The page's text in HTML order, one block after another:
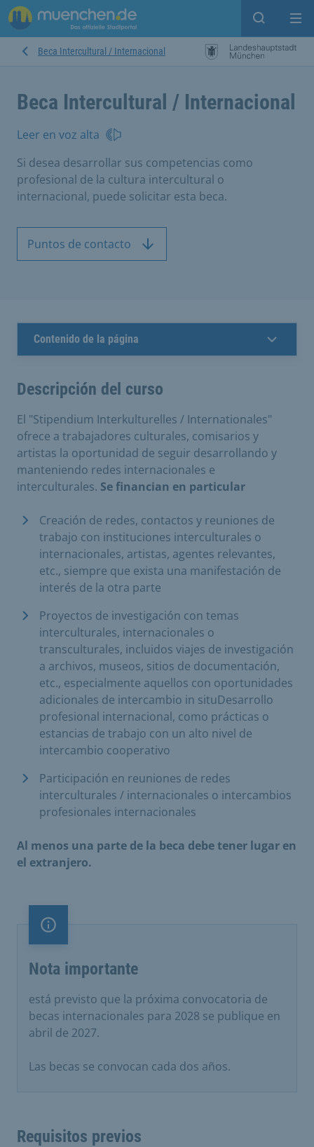
Open
Beca Intercultural / Internacional
Beca Intercultural / Internacional
Leer en voz alta
Si desea desarrollar sus competencias como
profesional de la cultura intercultural o
internacional, puede solicitar esta beca.
Puntos de contacto
Contenido de la página
Descripción del curso
El "Stipendium Interkulturelles / Internationales"
ofrece a trabajadores culturales, comisarios y
artistas la oportunidad de seguir desarrollando y
manteniendo redes internacionales e
interculturales. Se financian en particular
Creación de redes, contactos y reuniones de
trabajo con instituciones interculturales o
internacionales, artistas, agentes relevantes,
etc., siempre que exista una manifestación de
interés de la otra parte
Proyectos de investigación con temas
interculturales, internacionales o
transculturales, incluidos viajes de investigación
a archivos, museos, sitios de documentación,
etc., especialmente aquellos con oportunidades
adicionales de intercambio in situDesarrollo
profesional internacional, como prácticas o
estancias de trabajo con un alto nivel de
intercambio cooperativo
Participación en reuniones de redes
interculturales / internacionales o intercambios
profesionales internacionales
Al menos una parte de la beca debe tener lugar en
el extranjero.
Nota importante
Nota importante
está previsto que la próxima convocatoria de
becas internacionales para 2028 se publique en
abril de 2027.
Las becas se convocan cada dos años.
Requisitos previos